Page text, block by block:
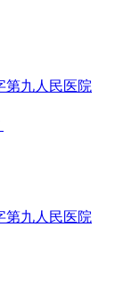
第九人民医院
第九人民医院